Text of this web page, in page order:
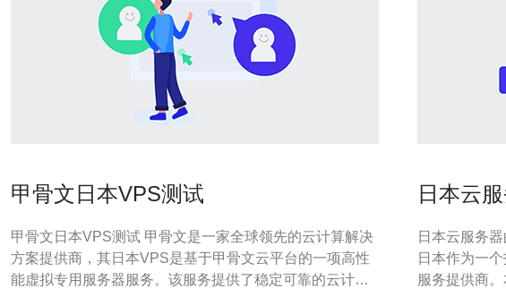
甲骨文日本VPS测试
甲骨文日本VPS测试 甲骨文是一家全球领先的云计算解决
方案提供商，其日本VPS是基于甲骨文云平台的一项高性
能虚拟专用服务器服务。该服务提供了稳定可靠的云计算
日本云
日本云服务器的优势及
日本作为一
服务提供商